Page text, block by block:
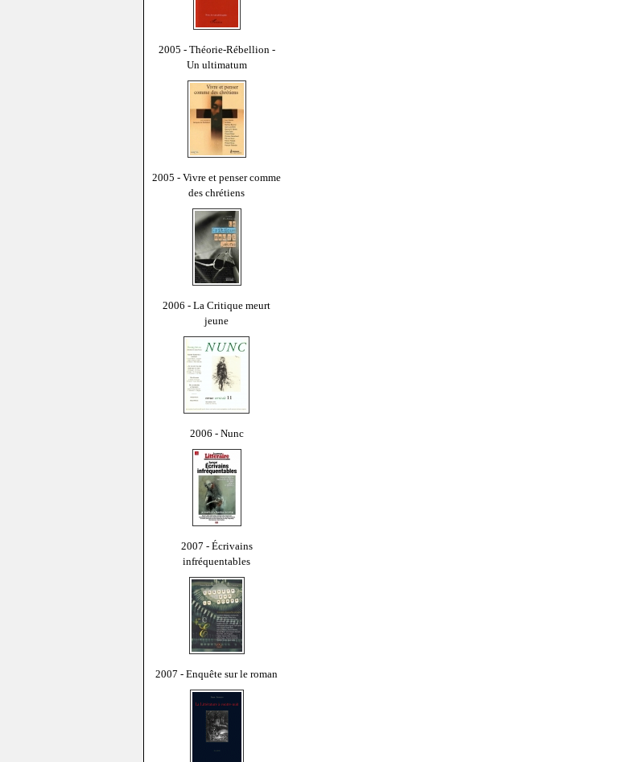
2005 - Théorie-Rébellion -
Un ultimatum
2005 - Vivre et penser comme
des chrétiens
2006 - La Critique meurt
jeune
2006 - Nunc
2007 - Écrivains
infréquentables
2007 - Enquête sur le roman